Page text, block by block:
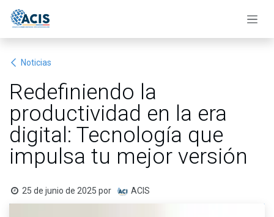
Noticias
Redefiniendo la
productividad en la era
digital: Tecnología que
impulsa tu mejor versión
25 de junio de 2025 por ACIS